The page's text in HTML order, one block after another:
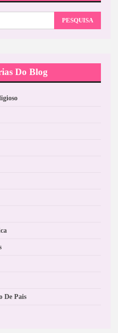
Do Blog
De Pais